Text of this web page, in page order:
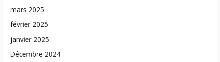
mars 2025
février 2025
janvier 2025
Décembre 2024